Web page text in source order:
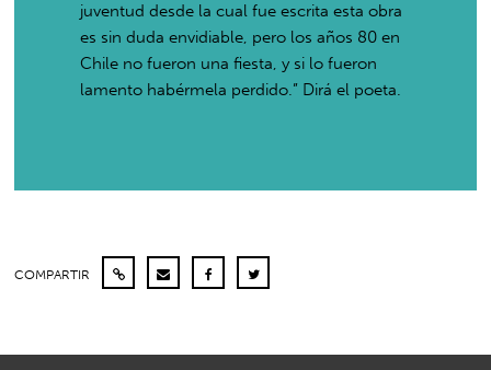
juventud desde la cual fue escrita esta obra
es sin duda envidiable, pero los años 80 en
Chile no fueron una fiesta, y si lo fueron
lamento habérmela perdido.” Dirá el poeta.
COMPARTIR